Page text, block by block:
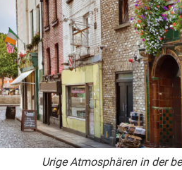
Urige Atmosphären in der